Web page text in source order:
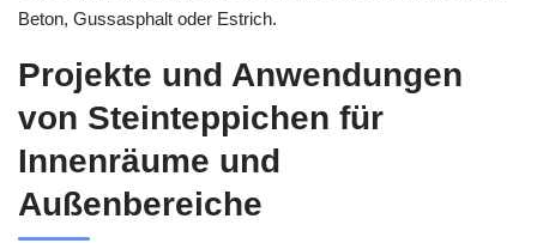
Beton, Gussasphalt oder Estrich.
Projekte und Anwendungen
von Steinteppichen für
Innenräume und
Außenbereiche